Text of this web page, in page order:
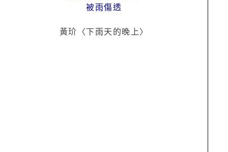
被雨傷透
黃玠〈下雨天的晚上〉